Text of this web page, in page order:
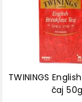
TWININGS
čaj 50g